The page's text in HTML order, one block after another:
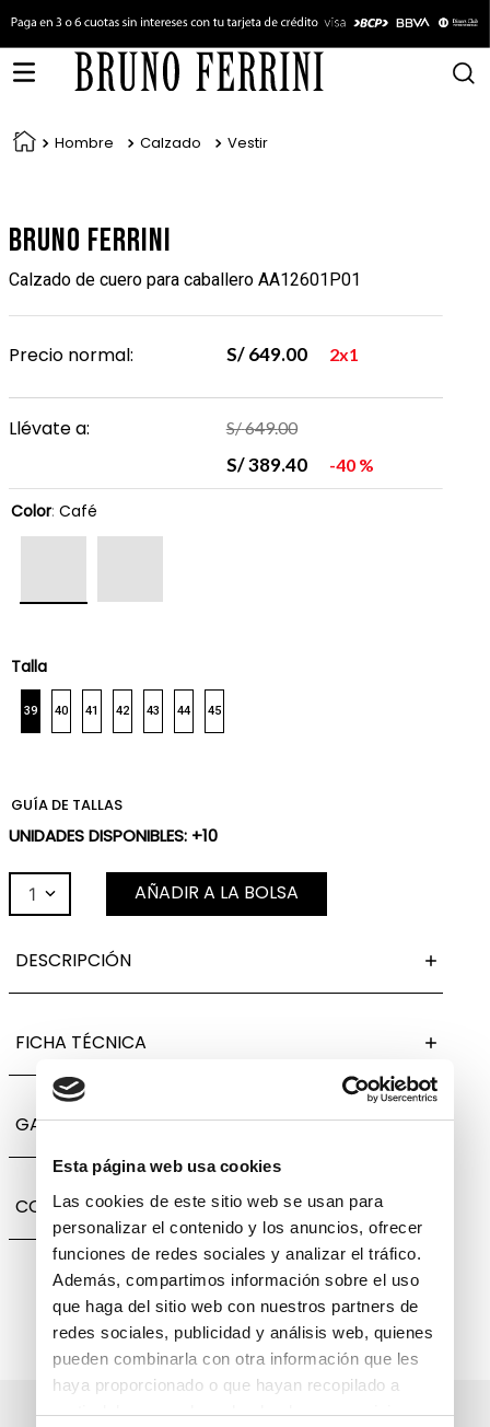
Esta página web usa cookies
Las cookies de este sitio web se usan para
personalizar el contenido y los anuncios, ofrecer
funciones de redes sociales y analizar el tráfico.
Además, compartimos información sobre el uso
que haga del sitio web con nuestros partners de
redes sociales, publicidad y análisis web, quienes
pueden combinarla con otra información que les
haya proporcionado o que hayan recopilado a
partir del uso que haya hecho de sus servicios.
Hombre Calzado Vestir
Bruno Ferrini
Calzado de cuero para caballero AA12601P01
Precio normal: S/ 649.00 2x1
Llévate a: S/649.00
S/389.40 40 %
Color: Café
Talla
39 40 41 42 43 44 45
GUÍA DE TALLAS
UNIDADES DISPONIBLES: +10
1 AÑADIR A LA BOLSA
DESCRIPCIÓN
FICHA TÉCNICA
GARANTÍA, CAMBIOS Y DEVOLUCIONES
COMPARTIR